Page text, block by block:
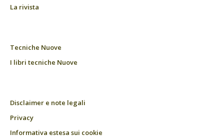
La rivista
Tecniche Nuove
I libri tecniche Nuove
Disclaimer e note legali
Privacy
Informativa estesa sui cookie